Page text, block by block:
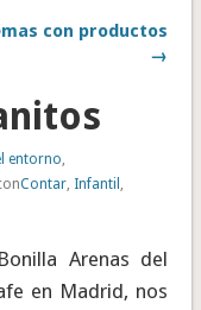
con productos
→
entorno,
Contar, Infantil ,
Arenas del
en Madrid, nos